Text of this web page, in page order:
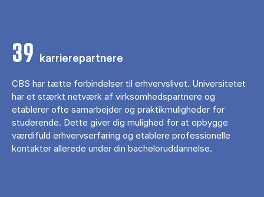
39 karrierepartnere
CBS har tætte forbindelser til erhvervslivet. Universitetet
har et stærkt netværk af virksomhedspartnere og
etablerer ofte samarbejder og praktikmuligheder for
studerende. Dette giver dig mulighed for at opbygge
værdifuld erhvervserfaring og etablere professionelle
kontakter allerede under din bacheloruddannelse.